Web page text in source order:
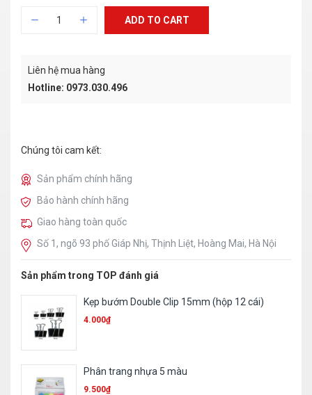
ADD TO CART
Liên hệ mua hàng
Hotline: 0973.030.496
Chúng tôi cam kết:
Sản phẩm chính hãng
Bảo hành chính hãng
Giao hàng toàn quốc
Số 1, ngõ 93 phố Giáp Nhị, Thịnh Liệt, Hoàng Mai, Hà Nội
Sản phẩm trong TOP đánh giá
Ruột bút 023
1.000
Bút sơn Toyo 101
11.300